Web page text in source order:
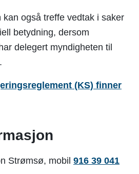
også treffe vedtak i saker
betydning, dersom
delegert myndigheten til
(KS) finner
Strømsø, mobil 916 39 041